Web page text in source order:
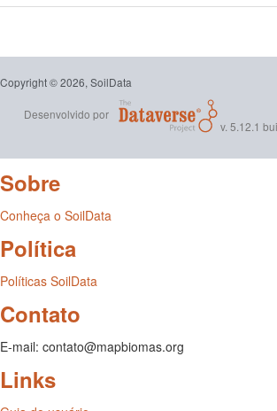
Copyright © 2026, SoilData
Desenvolvido por
v. 5.12.1
Sobre
Conheça o SoilData
Política
Políticas SoilData
Contato
E-mail: contato@mapbiomas.org
Links